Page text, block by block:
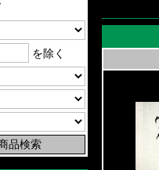
を除く